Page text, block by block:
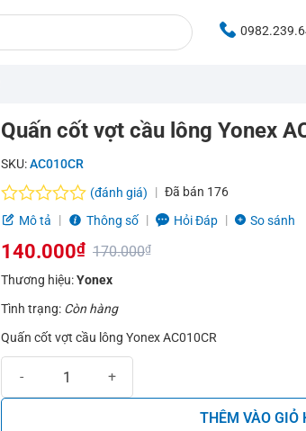
Quấn cốt vợt cầu lông Yonex
SKU:AC010CR
Được
hạng
5
sao
(đánh giá) Đã bán 176
Mô tả
Thông số Hỏi Đáp So sánh
170.000₫
Giá
gốc
là:
170.000₫.
140.000₫
Giá
hiện
tại
là:
140.000₫.
Thương hiệu:Yonex
Tình trạng: Còn hàng
Quấn cốt vợt cầu lông Yonex AC010CR
THÊM VÀO GIỎ